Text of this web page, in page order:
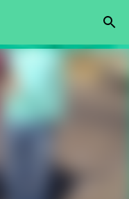
principal